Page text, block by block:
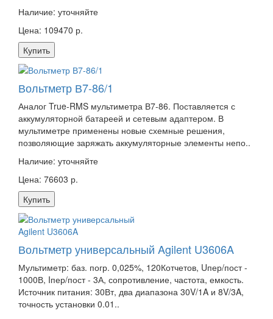
Наличие: уточняйте
Цена: 109470 р.
Купить
Вольтметр В7-86/1
Аналог True-RMS мультиметра В7-86. Поставляется с
аккумуляторной батареей и сетевым адаптером. В
мультиметре применены новые схемные решения,
позволяющие заряжать аккумуляторные элементы непо..
Наличие: уточняйте
Цена: 76603 р.
Купить
Вольтметр универсальный Agilent U3606A
Мультиметр: баз. погр. 0,025%, 120Котчетов, Uпер/пост -
1000В, Iпер/пост - 3А, сопротивление, частота, емкость.
Источник питания: 30Вт, два диапазона 30V/1A и 8V/3A,
точность установки 0.01..